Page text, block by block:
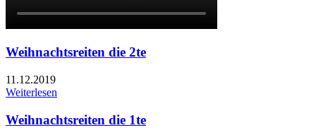
Weihnachtsreiten die 2te
11.12.2019
Weiterlesen
Weihnachtsreiten die 1te